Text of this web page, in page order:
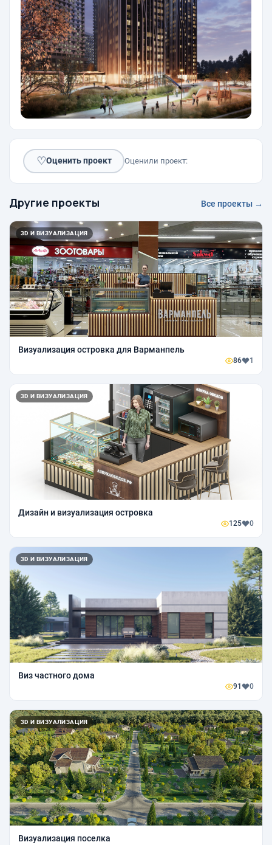
♡Оценить проект Оценили проект:
Другие проекты Все проекты →
3D И ВИЗУАЛИЗАЦИЯ
Визуализация островка для Варманпель
86 1
3D И ВИЗУАЛИЗАЦИЯ
Дизайн и визуализация островка
125 0
3D И ВИЗУАЛИЗАЦИЯ
Виз частного дома
91 0
3D И ВИЗУАЛИЗАЦИЯ
Визуализация поселка